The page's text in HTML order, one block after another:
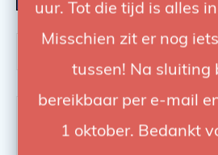
uur. Tot die tijd is alles
Misschien zit er nog
tussen! Na sluiting
bereikbaar per e-mail
1 oktober. Bedankt